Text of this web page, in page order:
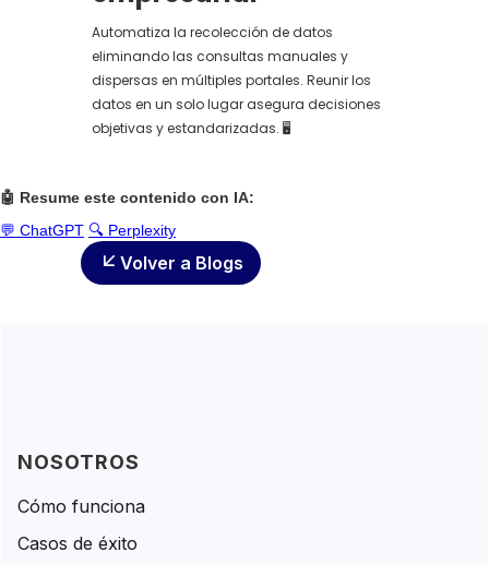
Automatiza la recolección de datos
eliminando las consultas manuales y
dispersas en múltiples portales. Reunir los
datos en un solo lugar asegura decisiones
objetivas y estandarizadas. 🖥️
🤖 Resume este contenido con IA:
💬 ChatGPT 🔍 Perplexity
Volver a Blogs
NOSOTROS
Cómo funciona
Casos de éxito